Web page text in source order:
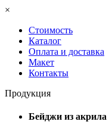
×
Стоимость
Каталог
Оплата и доставка
Макет
Контакты
Продукция
Бейджи из акрила